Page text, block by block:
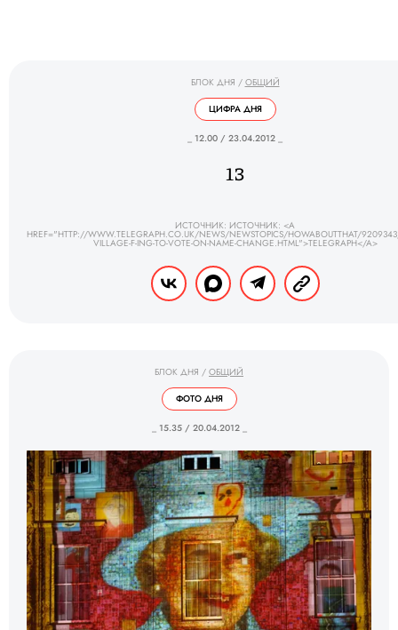
БЛОК ДНЯ / ОБЩИЙ
ЦИФРА ДНЯ
_ 12.00 / 23.04.2012 _
13
ИСТОЧНИК: ИСТОЧНИК: <A
HREF="HTTP://WWW.TELEGRAPH.CO.UK/NEWS/NEWSTOPICS/HOWABOUTTHAT/
VILLAGE-F-ING-TO-VOTE-ON-NAME-CHANGE.HTML">TELEGRAPH</A>
БЛОК ДНЯ / ОБЩИЙ
ФОТО ДНЯ
_ 15.35 / 20.04.2012 _